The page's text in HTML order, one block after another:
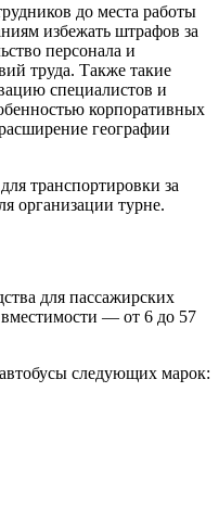
до места работы
избежать штрафов за
персонала и
труда. Также такие
специалистов и
корпоративных
географии
транспортировки за
организации турне.
для пассажирских
вместимости — от 6 до 57
следующих марок: